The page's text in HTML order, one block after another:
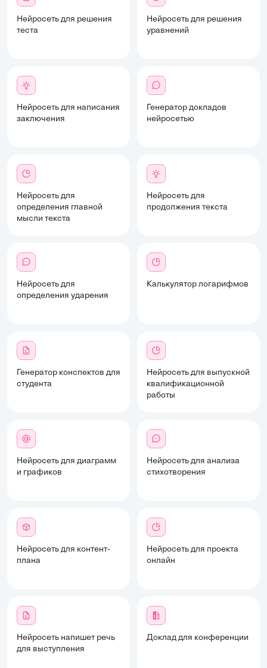
Нейросеть для решения
теста
Нейросеть для решения
уравнений
Нейросеть для написания
заключения
Генератор докладов
нейросетью
Нейросеть для
определения главной
мысли текста
Нейросеть для
продолжения текста
Нейросеть для
определения ударения
Калькулятор логарифмов
Генератор конспектов для
студента
Нейросеть для выпускной
квалификационной
работы
Нейросеть для диаграмм
и графиков
Нейросеть для анализа
стихотворения
Нейросеть для контент-
плана
Нейросеть для проекта
онлайн
Нейросеть напишет речь
для выступления
Доклад для конференции